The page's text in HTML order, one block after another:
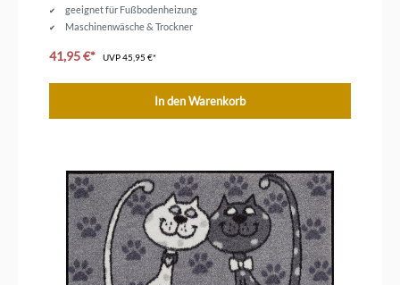
geeignet für Fußbodenheizung
Maschinenwäsche & Trockner
41,95 €* UVP45,95 €*
In den Warenkorb